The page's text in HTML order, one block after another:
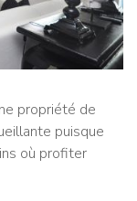
propriété de
puisque
où profiter